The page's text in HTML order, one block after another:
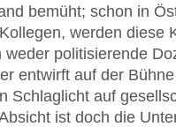
bemüht; schon in
werden diese
politisierende
entwirft auf der
Schlaglicht auf
ist doch die